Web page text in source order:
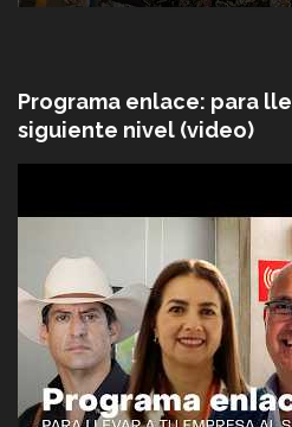
Programa enlace: para
siguiente nivel (video)